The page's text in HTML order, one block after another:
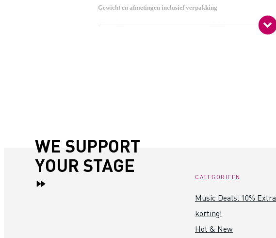
Gewicht en afmetingen inclusief verpakking
Gewicht(incl. verpakking)
40,0 kg
WE SUPPORT
YOUR STAGE
CATEGORIEËN
Music Deals: 10% Extra
korting!
Hot & New